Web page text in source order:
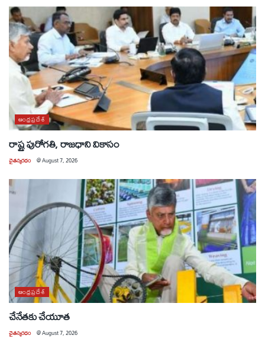
ఆంధ్రప్రదేశ్
రాష్ట్ర పురోగతి, రాజధాని వికాసం
చైతన్యరధం @August 7, 2026
ఆంధ్రప్రదేశ్
చేనేతకు చేయూత
చైతన్యరధం @August 7, 2026